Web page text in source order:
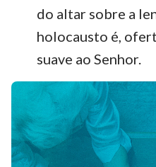
do altar sobre a
holocausto é,
suave ao Senhor.